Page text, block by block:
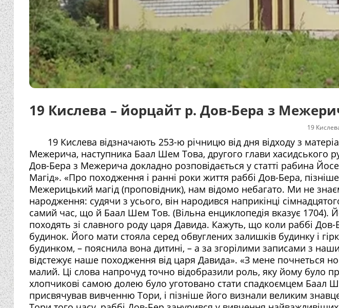
19 Кислева – йорцайт р. Дов-Бера з
19
19 Кислева відзначають 253-ю річницю від дня відходу з
Межерича, наступника Баал Шем Това, другого глави хасидського
Дов-Бера з Межерича докладно розповідається у статті рабина
Магід». «Про походження і ранні роки життя раббі Дов-Бера,
Межерицький магід (проповідник), нам відомо небагато. Ми не
народження: судячи з усього, він народився наприкінці
самий час, що й Баал Шем Тов. (Вільна енциклопедія вказує 1704).
походять зі славного роду царя Давида. Кажуть, що коли раббі Дов-
будинок. Його мати стояла серед обвуглених залишків будинку і
будинком, – пояснила вона дитині, – а за згорілими записами з
відстежує наше походження від царя Давида». «З мене почнеться
малий. Ці слова напрочуд точно відобразили роль, яку йому було
хлопчикові самою долею було уготовано стати спадкоємцем Баал
присвячував вивченню Тори, і пізніше його визнали великим